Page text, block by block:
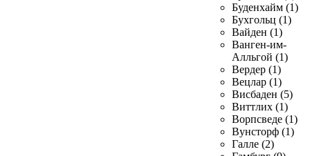
Буденхайм (1)
Бухгольц (1)
Вайден (1)
Ванген-им-
Алльгой (1)
Вердер (1)
Вецлар (1)
Висбаден (5)
Виттлих (1)
Ворпсведе (1)
Вунсторф (1)
Галле (2)